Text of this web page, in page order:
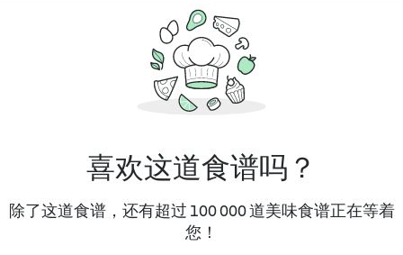
喜欢这道食谱吗？
除了这道食谱，还有超过 100 000 道美味食谱正在等着
您！